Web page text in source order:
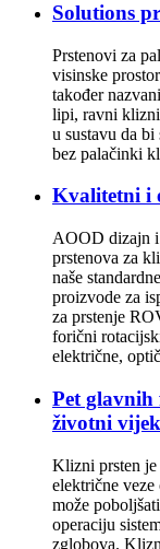
Solutions
Prstenovi za
visinske
također
lipi, ravni
u sustavu da
bez palačinki
Kvalitetni i
AOOD dizajn
prstenova za
naše
proizvode za
za prstenje
forični
električne,
Pet
životni
Klizni prsten je
električne
može
operaciju
zglobova.